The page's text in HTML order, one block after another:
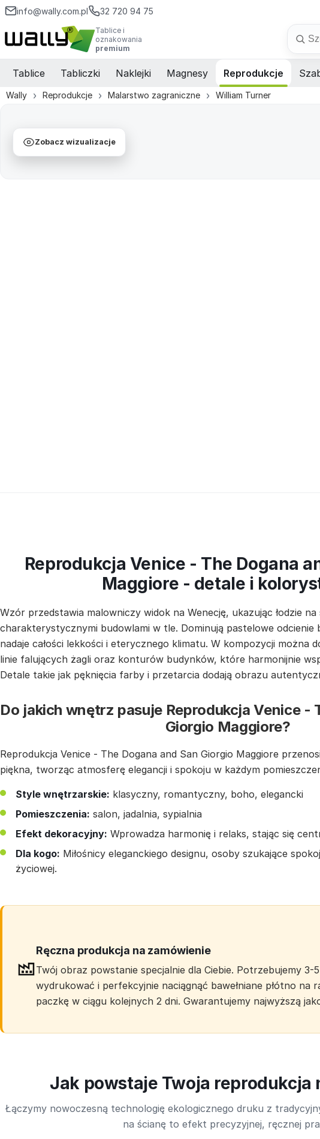
info@wally.com.pl 32 720 94 75
Tablice i
oznakowania
premium
Tablice Tabliczki Naklejki Magnesy Reprodukcje
Wally Reprodukcje Malarstwo zagraniczne William Turner
Zobacz wizualizacje
Reprodukcja Venice - The Dogana
Maggiore - detale i
Wzór przedstawia malowniczy widok na Wenecję, ukazując łodzie
charakterystycznymi budowlami w tle. Dominują pastelowe odcienie
nadaje całości lekkości i eterycznego klimatu. W kompozycji można
linie falujących żagli oraz konturów budynków, które harmonijnie
Detale takie jak pęknięcia farby i przetarcia dodają obrazu
Do jakich wnętrz pasuje Reprodukcja Venice -
Giorgio Maggiore?
Reprodukcja Venice - The Dogana and San Giorgio Maggiore
piękna, tworząc atmosferę elegancji i spokoju w każdym
Style wnętrzarskie: klasyczny, romantyczny, boho, elegancki
Pomieszczenia: salon, jadalnia, sypialnia
Efekt dekoracyjny: Wprowadza harmonię i relaks, stając się
Dla kogo: Miłośnicy eleganckiego designu, osoby szukające
życiowej.
Ręczna produkcja na zamówienie
Twój obraz powstanie specjalnie dla Ciebie. Potrzebujemy
wydrukować i perfekcyjnie naciągnąć bawełniane płótno na
paczkę w ciągu kolejnych 2 dni. Gwarantujemy najwyższą
Jak powstaje Twoja reprodukcja
Łączymy nowoczesną technologię ekologicznego druku z
na ścianę to efekt precyzyjnej, ręcznej